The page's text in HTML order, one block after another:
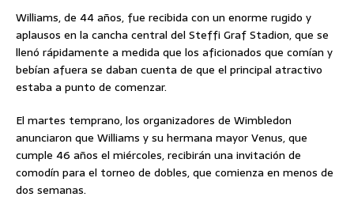
Williams, de 44 años, fue recibida con un enorme rugido y
aplausos en la cancha central del Steffi Graf Stadion, que se
llenó rápidamente a medida que los aficionados que comían y
bebían afuera se daban cuenta de que el principal atractivo
estaba a punto de comenzar.
El martes temprano, los organizadores de Wimbledon
anunciaron que Williams y su hermana mayor Venus, que
cumple 46 años el miércoles, recibirán una invitación de
comodín para el torneo de dobles, que comienza en menos de
dos semanas.